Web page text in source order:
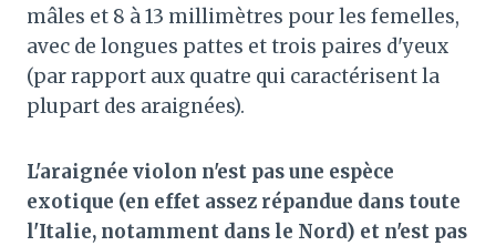
mâles et 8 à 13 millimètres pour les femelles,
avec de longues pattes et trois paires d'yeux
(par rapport aux quatre qui caractérisent la
plupart des araignées).
L'araignée violon n'est pas une espèce
exotique (en effet assez répandue dans toute
l'Italie, notamment dans le Nord) et n'est pas